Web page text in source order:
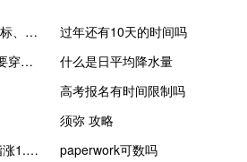
招投标基础流程(邀请投标、文件评审、合同签订、验收和支付)
过年还有10天的时间吗
参加大学舍友的婚礼需要穿什么
什么是日平均降水量
高考报名有时间限制吗
须弥 攻略
三大股指涨幅均超1沪指涨1.11深证成指涨1.14创业板指涨1
paperwork可数吗